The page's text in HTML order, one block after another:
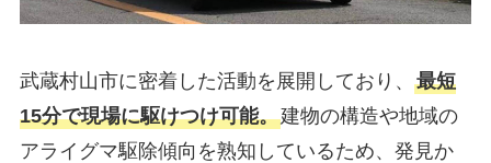
武蔵村山市に密着した活動を展開しており、 最短
15分で現場に駆けつけ可能。建物の構造や地域の
アライグマ駆除傾向を熟知しているため、発見か